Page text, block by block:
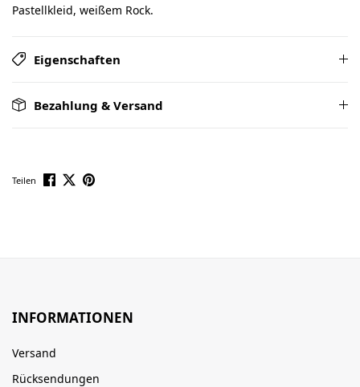
Pastellkleid, weißem Rock.
Eigenschaften
Bezahlung & Versand
Teilen
INFORMATIONEN
Versand
Rücksendungen